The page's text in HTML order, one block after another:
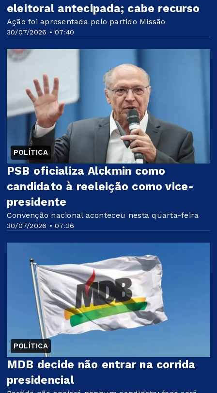
30/07/2026 • 07:40
eleitoral antecipada; cabe recurso
Ação foi apresentada pelo partido Missão
POLÍTICA
30/07/2026 • 07:36
PSB oficializa Alckmin como
candidato à reeleição como vice-
presidente
Convenção nacional aconteceu nesta quarta-feira
POLÍTICA
MDB decide não entrar na corrida
presidencial